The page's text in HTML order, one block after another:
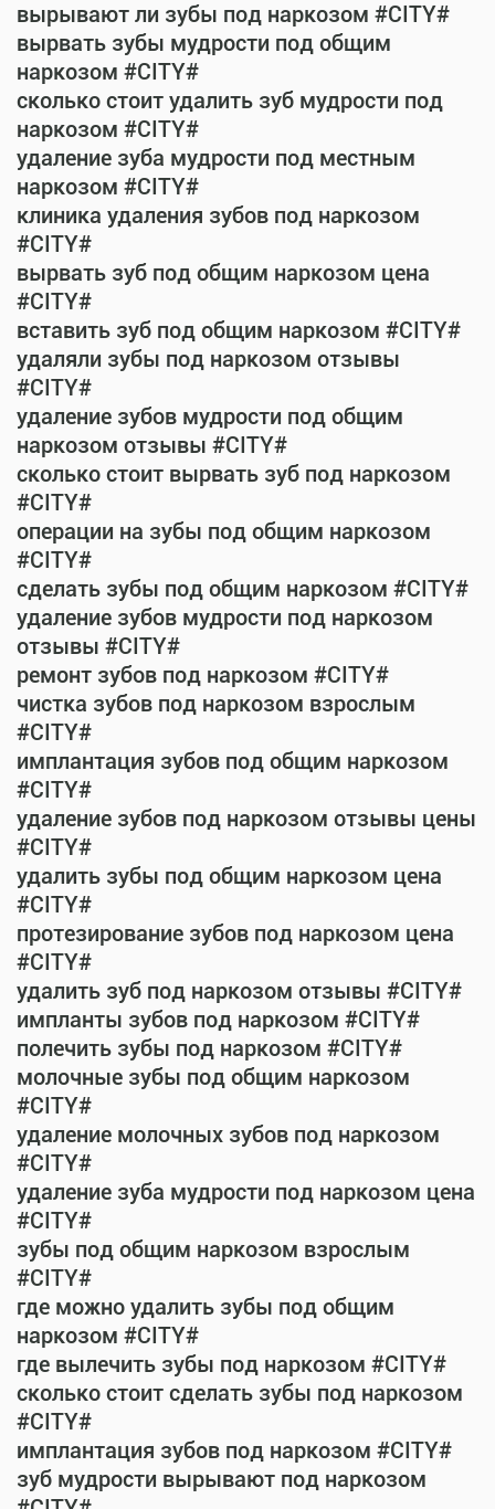
вырывают ли зубы под наркозом #CITY#
вырвать зубы мудрости под общим
наркозом #CITY#
сколько стоит удалить зуб мудрости под
наркозом #CITY#
удаление зуба мудрости под местным
наркозом #CITY#
клиника удаления зубов под наркозом
#CITY#
вырвать зуб под общим наркозом цена
#CITY#
вставить зуб под общим наркозом #CITY#
удаляли зубы под наркозом отзывы
#CITY#
удаление зубов мудрости под общим
наркозом отзывы #CITY#
сколько стоит вырвать зуб под наркозом
#CITY#
операции на зубы под общим наркозом
#CITY#
сделать зубы под общим наркозом #CITY#
удаление зубов мудрости под наркозом
отзывы #CITY#
ремонт зубов под наркозом #CITY#
чистка зубов под наркозом взрослым
#CITY#
имплантация зубов под общим наркозом
#CITY#
удаление зубов под наркозом отзывы цены
#CITY#
удалить зубы под общим наркозом цена
#CITY#
протезирование зубов под наркозом цена
#CITY#
удалить зуб под наркозом отзывы #CITY#
импланты зубов под наркозом #CITY#
полечить зубы под наркозом #CITY#
молочные зубы под общим наркозом
#CITY#
удаление молочных зубов под наркозом
#CITY#
удаление зуба мудрости под наркозом цена
#CITY#
зубы под общим наркозом взрослым
#CITY#
где можно удалить зубы под общим
наркозом #CITY#
где вылечить зубы под наркозом #CITY#
сколько стоит сделать зубы под наркозом
#CITY#
имплантация зубов под наркозом #CITY#
зуб мудрости вырывают под наркозом